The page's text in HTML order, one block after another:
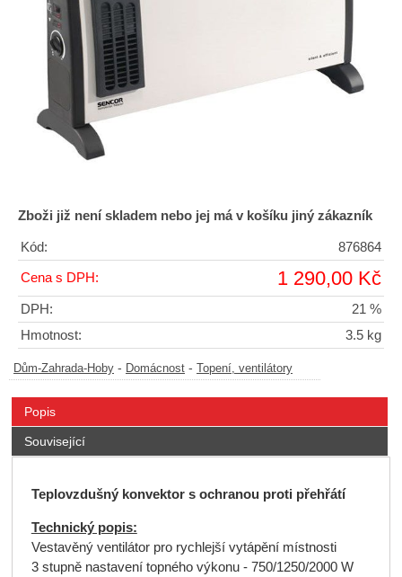
Zboži již není skladem nebo jej má v košíku jiný zákazník
Kód: 876864
Cena s DPH: 1 290,00 Kč
DPH:
21 %
Hmotnost:
3.5 kg
Dům-Zahrada-Hoby - Domácnost - Topení, ventilátory
Popis
Související
Teplovzdušný konvektor s ochranou proti přehřátí
Technický popis:
Vestavěný ventilátor pro rychlejší vytápění místnosti
3 stupně nastavení topného výkonu - 750/1250/2000 W